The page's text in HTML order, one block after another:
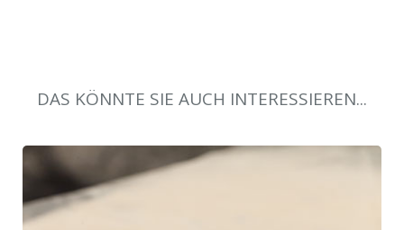
DAS KÖNNTE SIE AUCH INTERESSIEREN...